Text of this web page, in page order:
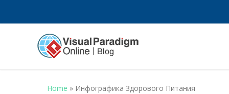
Home » Инфографика Здорового Питания